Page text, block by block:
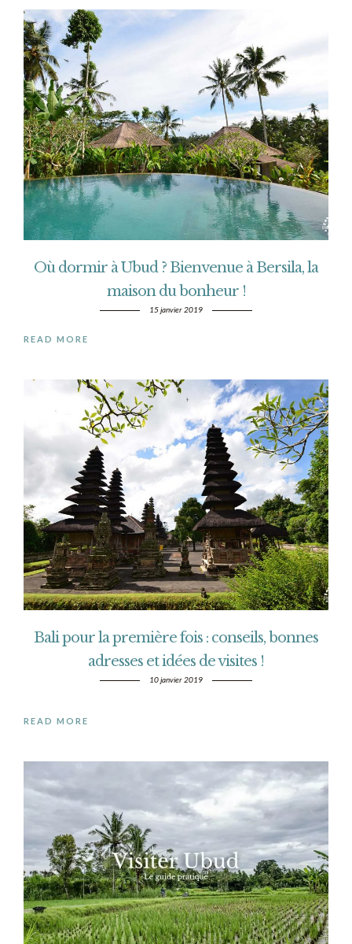
Où dormir à Ubud ? Bienvenue à Bersila, la
maison du bonheur !
15 janvier 2019
READ MORE
Bali pour la première fois : conseils, bonnes
adresses et idées de visites !
10 janvier 2019
READ MORE